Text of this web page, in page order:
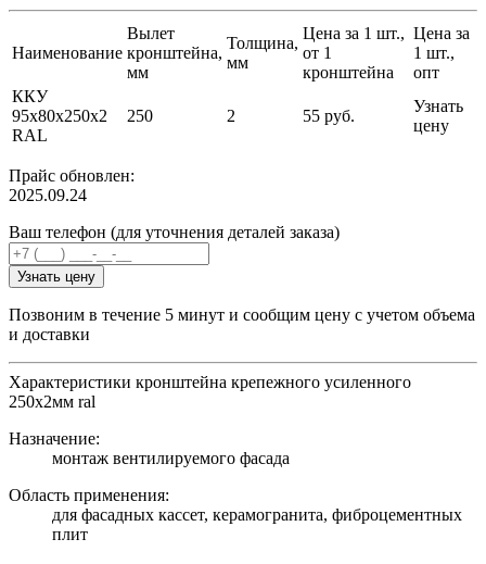
Наименование
Вылет
кронштейна,
мм
Толщина,
мм
Цена за 1 шт.,
от 1
кронштейна
Цена за
1 шт.,
опт
ККУ
95х80х250х2
RAL
250 2 55 руб.
Узнать
цену
Прайс обновлен:
2025.09.24
Ваш телефон (для уточнения деталей заказа)
Узнать цену
Позвоним в течение 5 минут и сообщим цену с учетом объема
и доставки
Характеристики кронштейна крепежного усиленного
250х2мм ral
Назначение:
монтаж вентилируемого фасада
Область применения:
для фасадных кассет, керамогранита, фиброцементных
плит